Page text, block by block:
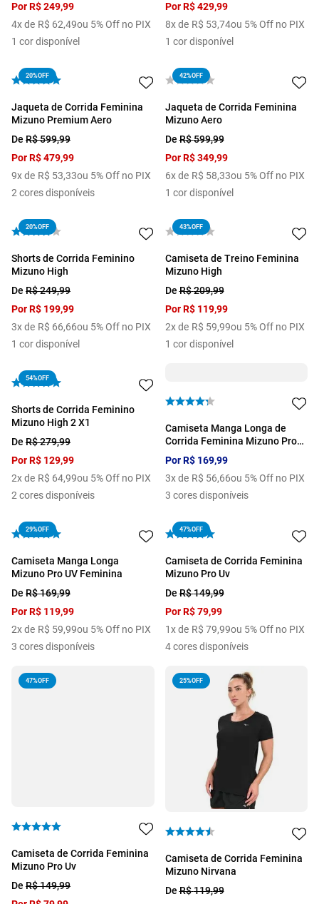
PorR$249,99
4x de R$ 62,49ou 5% Off no PIX
1 cor disponível
PorR$ 429,99
8x de R$ 53,74ou 5% Off no PIX
1 cor disponível
20%OFF
Jaqueta de Corrida Feminina
Mizuno Premium Aero
De R$599,99
PorR$479,99
9x de R$ 53,33ou 5% Off no PIX
2 cores disponíveis
42%OFF
Jaqueta de Corrida Feminina
Mizuno Aero
DeR$599,99
PorR$ 349,99
6x de R$ 58,33ou 5% Off no PIX
1 cor disponível
20%OFF
Shorts de Corrida Feminino
Mizuno High
De R$249,99
PorR$ 199,99
3x de R$ 66,66ou 5% Off no PIX
1 cor disponível
43%OFF
Camiseta de Treino Feminina
Mizuno High
DeR$209,99
PorR$ 119,99
2x de R$ 59,99ou 5% Off no PIX
1 cor disponível
54%OFF
Shorts de Corrida Feminino
Mizuno High 2 X1
De R$279,99
PorR$ 129,99
2x de R$ 64,99ou 5% Off no PIX
2 cores disponíveis
Camiseta Manga Longa de
Corrida Feminina Mizuno Pro
Uv +50
PorR$ 169,99
3x de R$ 56,66ou 5% Off no PIX
3 cores disponíveis
29%OFF
Camiseta Manga Longa
Mizuno Pro UV Feminina
De R$169,99
PorR$ 119,99
2x de R$ 59,99ou 5% Off no PIX
3 cores disponíveis
47%OFF
Camiseta de Corrida Feminina
Mizuno Pro Uv
DeR$149,99
PorR$ 79,99
1x de R$ 79,99ou 5% Off no PIX
4 cores disponíveis
47%OFF
Camiseta de Corrida Feminina
Mizuno Pro Uv
De R$149,99
25%OFF
Camiseta de Corrida Feminina
Mizuno Nirvana
DeR$119,99